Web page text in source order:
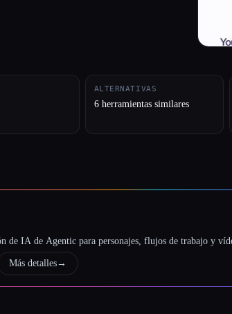
ALTERNATIVAS
6 herramientas similares
de IA de Agentic para personajes, flujos de trabajo y
Más detalles→